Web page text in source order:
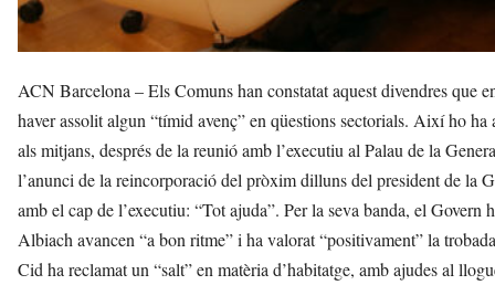
ACN Barcelona – Els Comuns han constatat aquest divendres que
haver assolit algun “tímid avenç” en qüestions sectorials. Així ho
als mitjans, després de la reunió amb l’executiu al Palau de la
l’anunci de la reincorporació del pròxim dilluns del president de la
amb el cap de l’executiu: “Tot ajuda”. Per la seva banda, el Govern
Albiach avancen “a bon ritme” i ha valorat “positivament” la
Cid ha reclamat un “salt” en matèria d’habitatge, amb ajudes al